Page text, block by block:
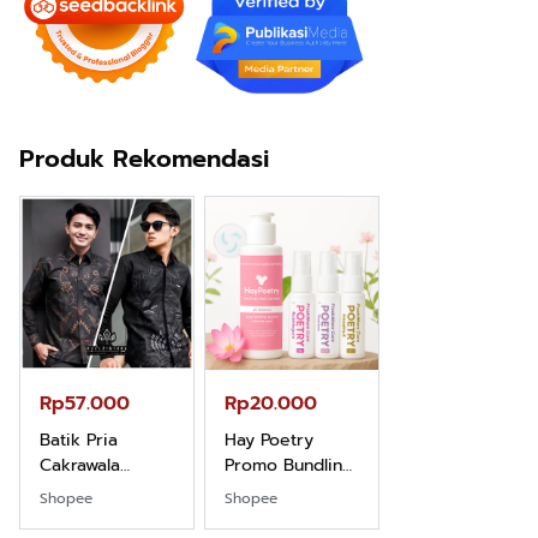
Produk Rekomendasi
Rp57.000
Batik Pria
Cakrawala
Lengan Panjang
Shopee
Rp20.000
Hay Poetry
Promo Bundling
Botol Feminim
Shopee